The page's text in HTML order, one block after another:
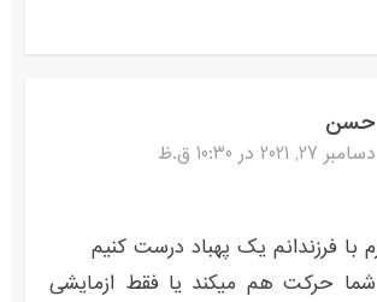
حسن
دسامبر 27, 2021 در 10:30 ق.ظ
فرزندانم یک پهباد درست کنیم
شما حرکت هم میکند یا فقط ازمایشی